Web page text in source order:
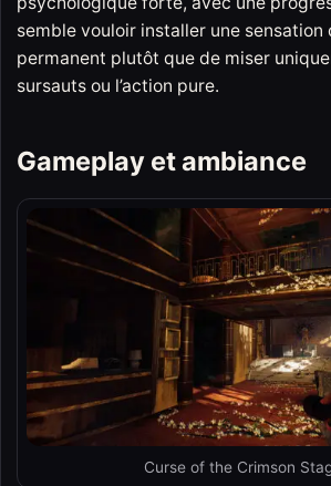
semble vouloir installer une sensation
permanent plutôt que de miser
sursauts ou l’action pure.
Gameplay et ambiance
Curse of the Crimson